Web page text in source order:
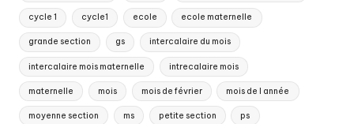
cycle 1 cycle1 ecole ecole maternelle
grande section gs intercalaire du mois
intercalaire mois maternelle intrecalaire mois
maternelle mois mois de février mois de l année
moyenne section ms petite section ps